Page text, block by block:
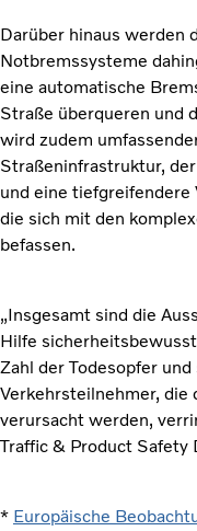
Darüber hinaus werden
Notbremssysteme
eine automatische
Straße überqueren und
wird zudem
Straßeninfrastruktur,
und eine tiefgreifendere
die sich mit den
befassen.
„Insgesamt sind die
Hilfe
Zahl der Todesopfer
Verkehrsteilnehmer, die
verursacht werden,
Traffic & Product Safety
* Europäische